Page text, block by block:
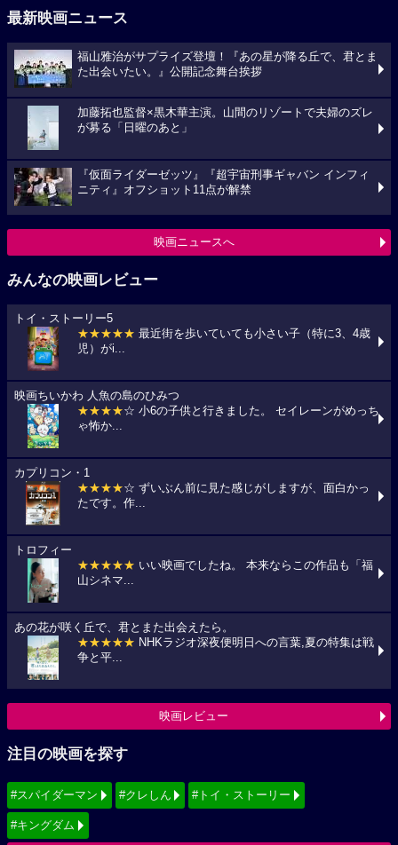
最新映画ニュース
福山雅治がサプライズ登壇！『あの星が降る丘で、君とま
た出会いたい。』公開記念舞台挨拶
加藤拓也監督×黒木華主演。山間のリゾートで夫婦のズレ
が募る「日曜のあと」
『仮面ライダーゼッツ』『超宇宙刑事ギャバン インフィ
ニティ』オフショット11点が解禁
映画ニュースへ
みんなの映画レビュー
トイ・ストーリー5
★★★★★ 最近街を歩いていても小さい子（特に3、4歳
児）がi...
映画ちいかわ 人魚の島のひみつ
★★★★☆ 小6の子供と行きました。 セイレーンがめっち
ゃ怖か...
カプリコン・1
★★★★☆ ずいぶん前に見た感じがしますが、面白かっ
たです。作...
トロフィー
★★★★★ いい映画でしたね。 本来ならこの作品も「福
山シネマ...
あの花が咲く丘で、君とまた出会えたら。
★★★★★ NHKラジオ深夜便明日への言葉,夏の特集は戦
争と平...
映画レビュー
注目の映画を探す
#スパイダーマン #クレしん #トイ・ストーリー
#キングダム